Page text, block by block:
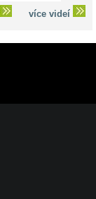
více videí